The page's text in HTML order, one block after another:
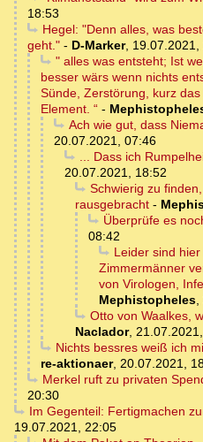
18:53
Hegel: "Denn alles, was
geht." - D-Marker, 19.07.2021,
" alles was entsteht; Ist
besser wärs wenn nichts
Sünde, Zerstörung, kurz
Element. “ -
Ach wie gut, dass
20.07.2021, 07:46
... Dass ich
20.07.2021, 18:52
Schwierig zu
rausgebracht -
Überprüfe es
08:42
Leider sind
Zimmermänner
von Virologen,
Mephistopheles
Otto von Waalkes,
Naclador,
Nichts bessres weiß ich
re-aktionaer, 20.07.2021,
Merkel ruft zu privaten
20:30
Im Gegenteil: Fertigmachen
19.07.2021, 22:05